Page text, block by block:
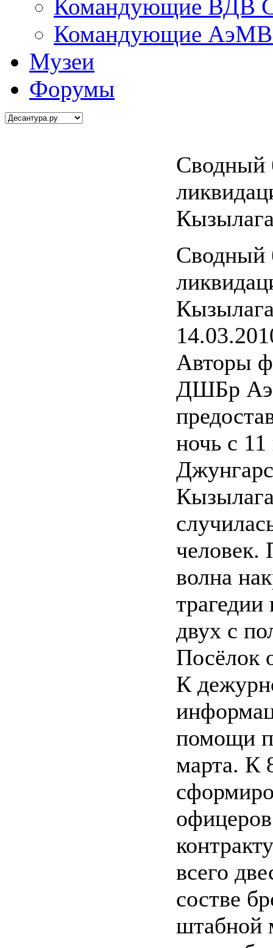
Командующие ВДВ
Командующие АэМВ
Музеи
Форумы
Сводный
Сводный
Авторы
ДШБр
ночь с 11
человек.
волна
двух с
Посёлок
К
помощи
марта. К
всего
состве
штабной